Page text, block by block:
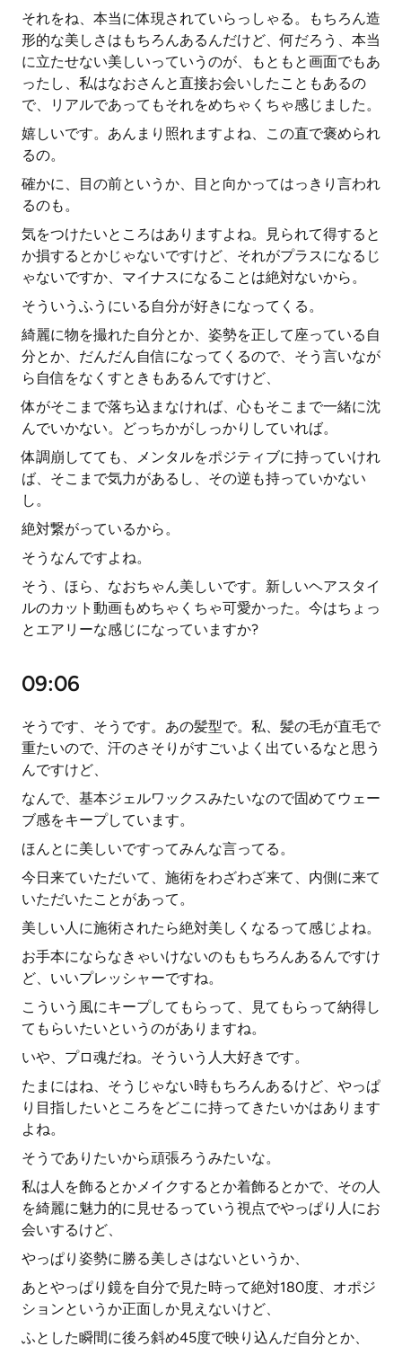
それをね、本当に体現されていらっしゃる。もちろん造
形的な美しさはもちろんあるんだけど、何だろう、本当
に立たせない美しいっていうのが、もともと画面でもあ
ったし、私はなおさんと直接お会いしたこともあるの
で、リアルであってもそれをめちゃくちゃ感じました。
嬉しいです。あんまり照れますよね、この直で褒められ
るの。
確かに、目の前というか、目と向かってはっきり言われ
るのも。
気をつけたいところはありますよね。見られて得すると
か損するとかじゃないですけど、それがプラスになるじ
ゃないですか、マイナスになることは絶対ないから。
そういうふうにいる自分が好きになってくる。
綺麗に物を撮れた自分とか、姿勢を正して座っている自
分とか、だんだん自信になってくるので、そう言いなが
ら自信をなくすときもあるんですけど、
体がそこまで落ち込まなければ、心もそこまで一緒に沈
んでいかない。どっちかがしっかりしていれば。
体調崩してても、メンタルをポジティブに持っていけれ
ば、そこまで気力があるし、その逆も持っていかない
し。
絶対繋がっているから。
そうなんですよね。
そう、ほら、なおちゃん美しいです。新しいヘアスタイ
ルのカット動画もめちゃくちゃ可愛かった。今はちょっ
とエアリーな感じになっていますか?
09:06
そうです、そうです。あの髪型で。私、髪の毛が直毛で
重たいので、汗のさそりがすごいよく出ているなと思う
んですけど、
なんで、基本ジェルワックスみたいなので固めてウェー
ブ感をキープしています。
ほんとに美しいですってみんな言ってる。
今日来ていただいて、施術をわざわざ来て、内側に来て
いただいたことがあって。
美しい人に施術されたら絶対美しくなるって感じよね。
お手本にならなきゃいけないのももちろんあるんですけ
ど、いいプレッシャーですね。
こういう風にキープしてもらって、見てもらって納得し
てもらいたいというのがありますね。
いや、プロ魂だね。そういう人大好きです。
たまにはね、そうじゃない時もちろんあるけど、やっぱ
り目指したいところをどこに持ってきたいかはあります
よね。
そうでありたいから頑張ろうみたいな。
私は人を飾るとかメイクするとか着飾るとかで、その人
を綺麗に魅力的に見せるっていう視点でやっぱり人にお
会いするけど、
やっぱり姿勢に勝る美しさはないというか、
あとやっぱり鏡を自分で見た時って絶対180度、オポジ
ションというか正面しか見えないけど、
ふとした瞬間に後ろ斜め45度で映り込んだ自分とか、